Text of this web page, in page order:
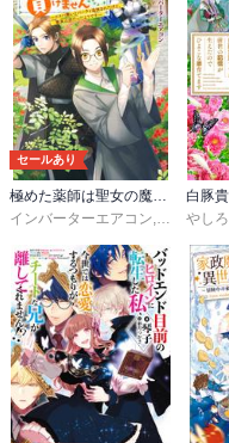
セールあり
極めた薬師は聖女の魔法にも負けません ～コスパ悪いとパーティ追放されたけど、事実は逆だったようです～
インバーターエアコン, ⑪
やしろ